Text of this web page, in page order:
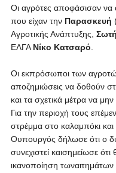
Οι αγρότες αποφάσισαν
που είχαν την Παρασκευή
Αγροτικής Ανάπτυξης,
ΕΛΓΑ Νίκο Κατσαρό
Οι εκπρόσωποι των
αποζημιώσεις να δοθούν
και τα σχετικά μέτρα να
Για την περιοχή τους
στρέμμα στο καλαμπόκι και
Ουπουργός δήλωσε ότι ο
συνεχιστεί καισημείωσε
ικανοποίηση τωναιτημάτων